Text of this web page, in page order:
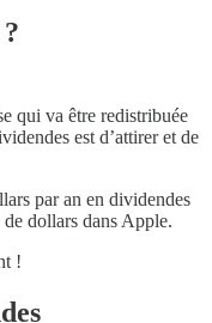
qui va être redistribuée
est d’attirer et de
par an en dividendes
dollars dans Apple.
!